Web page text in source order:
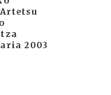
2003